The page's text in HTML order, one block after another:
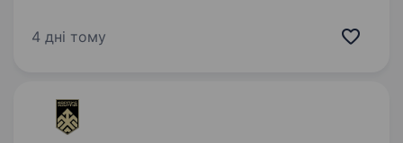
досвідом. Ми працюємо у різних каналах
4 дні тому